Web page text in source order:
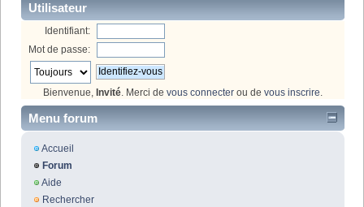
Utilisateur
Identifiant:
Mot de passe:
Bienvenue, Invité . Merci de vous connecter ou de vous inscrire
Menu forum
Accueil
Forum
Aide
Rechercher